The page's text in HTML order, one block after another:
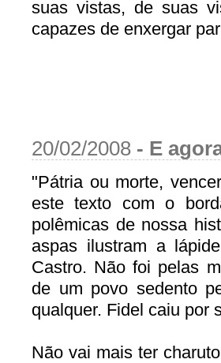
suas vistas, de suas
capazes de enxergar
20/02/2008 - E
"Pátria ou morte,
este texto com o
polêmicas de nossa
aspas ilustram a
Castro. Não foi pelas
de um povo sedento
qualquer. Fidel caiu por
Não vai mais ter